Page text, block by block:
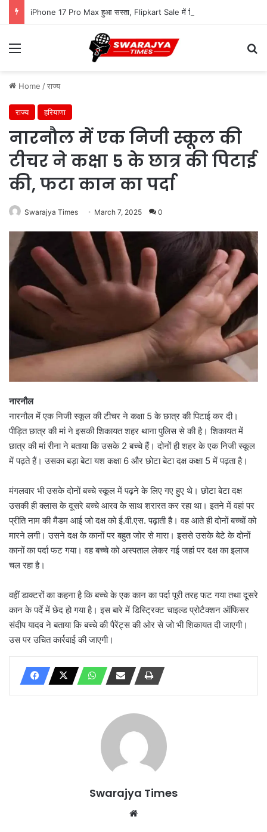
Menu
Home /राज्य
राज्य हरियाणा
नारनौल में एक निजी स्कूल की
टीचर ने कक्षा 5 के छात्र की पिटाई
की, फटा कान का पर्दा
Swarajya Times March 7, 2025 0
नारनौल
नारनौल में एक निजी स्कूल की टीचर ने कक्षा 5 के छात्र की पिटाई कर दी।
पीड़ित छात्र की मां ने इसकी शिकायत शहर थाना पुलिस से की है। शिकायत में
छात्र की मां रीना ने बताया कि उसके 2 बच्चे हैं। दोनों ही शहर के एक निजी स्कूल
में पढ़ते हैं। उसका बड़ा बेटा यश कक्षा 6 और छोटा बेटा दक्ष कक्षा 5 में पढ़ता है।
मंगलवार भी उसके दोनों बच्चे स्कूल में पढ़ने के लिए गए हुए थे। छोटा बेटा दक्ष
उसकी ही क्लास के दूसरे बच्चे आरव के साथ शरारत कर रहा था। इतने में वहां पर
प्रीति नाम की मैडम आई जो दक्ष को ई.वी.एस. पढ़ाती है। वह आते ही दोनों बच्चों को
मारने लगी। उसने दक्ष के कानों पर बहुत जोर से मारा। इससे उसके बेटे के दोनों
कानों का पर्दा फट गया। वह बच्चे को अस्पताल लेकर गई जहां पर दक्ष का इलाज
चल रहा है।
वहीं डाक्टरों का कहना है कि बच्चे के एक कान का पर्दा पूरी तरह फट गया तथा दूसरे
कान के पर्दे में छेद हो गया है। इस बारे में डिस्ट्रिक्ट चाइल्ड प्रोटैक्शन ऑफिसर
संदीप यादव ने बताया कि बच्चे की पैरेंट्स की ओर से जो भी शिकायत दी जाएगी।
उस पर उचित कार्रवाई की जाएगी।
Swarajya Times